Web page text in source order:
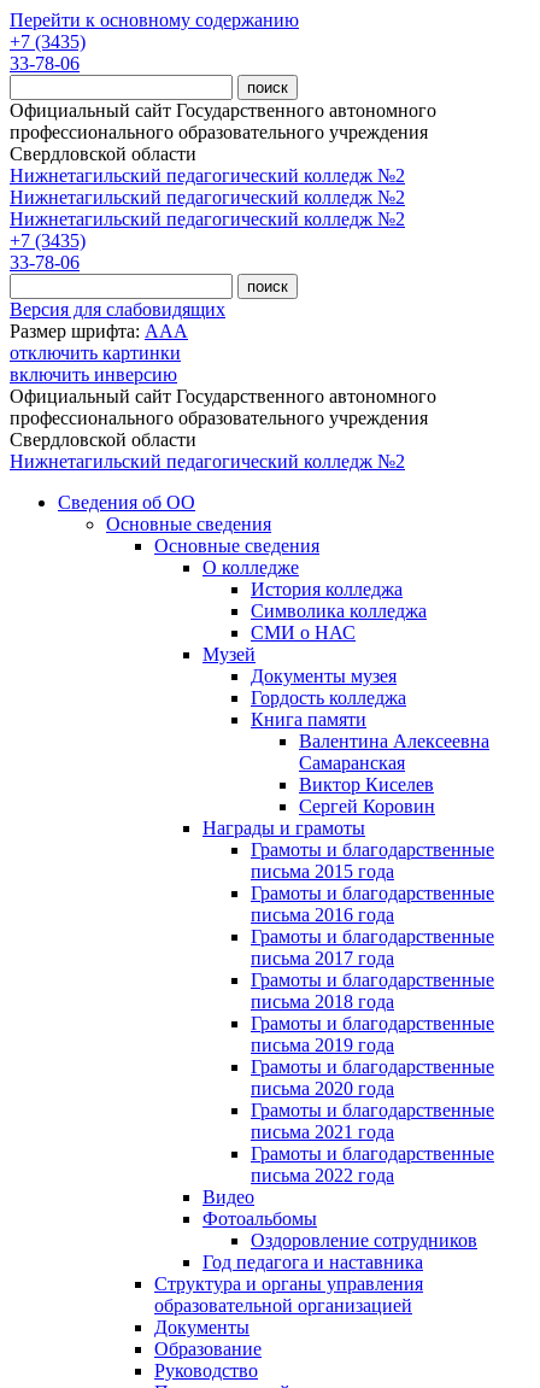
Перейти к основному содержанию
+7 (3435)
33-78-06
Официальный сайт Государственного автономного
профессионального образовательного учреждения
Свердловской области
Нижнетагильский педагогический колледж №2
Нижнетагильский педагогический колледж №2
Нижнетагильский педагогический колледж №2
+7 (3435)
33-78-06
Версия для слабовидящих
Размер шрифта: AAA
отключить картинки
включить инверсию
Официальный сайт Государственного автономного
профессионального образовательного учреждения
Свердловской области
Нижнетагильский педагогический колледж №2
Сведения об ОО
Основные сведения
Основные сведения
О колледже
История колледжа
Символика колледжа
СМИ о НАС
Музей
Документы музея
Гордость колледжа
Книга памяти
Валентина Алексеевна
Самаранская
Виктор Киселев
Сергей Коровин
Награды и грамоты
Грамоты и благодарственные
письма 2015 года
Грамоты и благодарственные
письма 2016 года
Грамоты и благодарственные
письма 2017 года
Грамоты и благодарственные
письма 2018 года
Грамоты и благодарственные
письма 2019 года
Грамоты и благодарственные
письма 2020 года
Грамоты и благодарственные
письма 2021 года
Грамоты и благодарственные
письма 2022 года
Видео
Фотоальбомы
Оздоровление сотрудников
Год педагога и наставника
Структура и органы управления
образовательной организацией
Документы
Образование
Руководство